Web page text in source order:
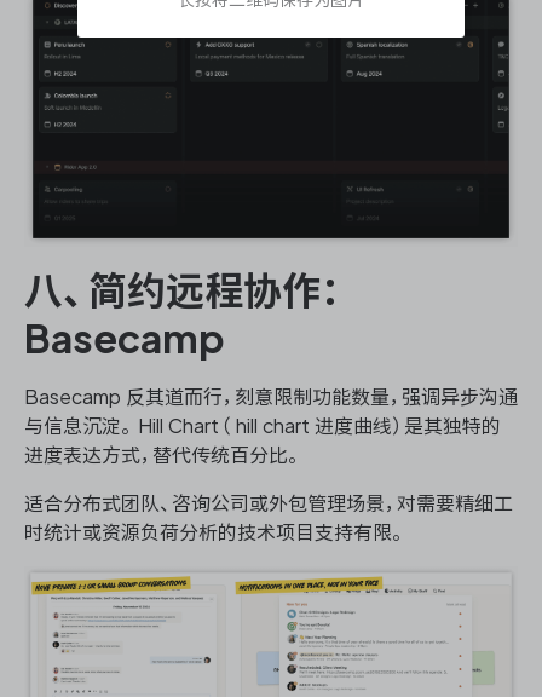
八、简约远程协作：
Basecamp
Basecamp 反其道而行，刻意限制功能数量，强调异步沟通
与信息沉淀。 Hill Chart（ hill chart 进度曲线）是其独特的
进度表达方式，替代传统百分比。
适合分布式团队、咨询公司或外包管理场景，对需要精细工
时统计或资源负荷分析的技术项目支持有限。